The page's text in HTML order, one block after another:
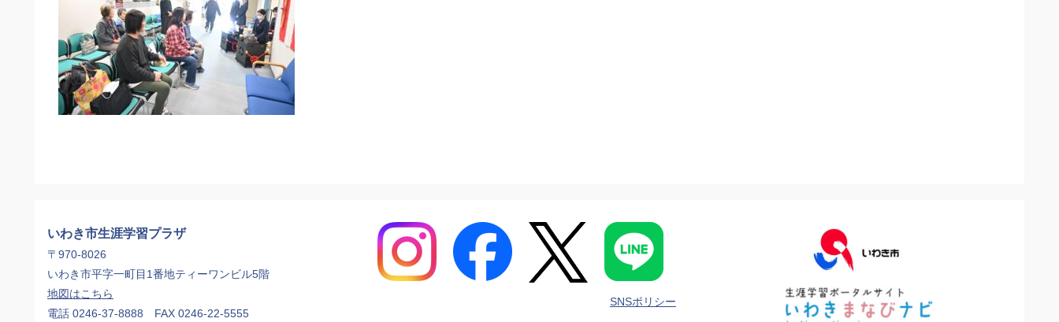
いわき市生涯学習プラザ
〒970-8026
いわき市平字一町目1番地ティーワンビル5階
地図はこちら
電話 0246-37-8888 FAX 0246-22-5555
SNSポリシー